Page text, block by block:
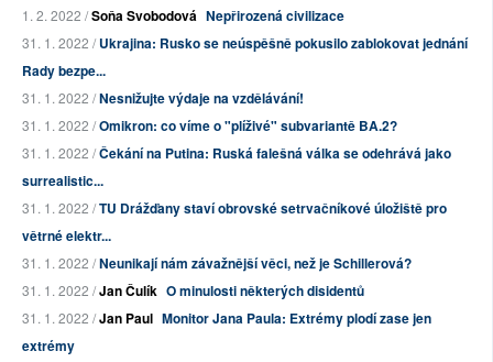
1. 2. 2022 /Soňa Svobodová Nepřirozená civilizace
31. 1. 2022 /Ukrajina: Rusko se neúspěšně pokusilo zablokovat jednání
Rady bezpe...
31. 1. 2022 /Nesnižujte výdaje na vzdělávání!
31. 1. 2022 /Omikron: co víme o "plíživé" subvariantě BA.2?
31. 1. 2022 /Čekání na Putina: Ruská falešná válka se odehrává jako
surrealistic...
31. 1. 2022 /TU Drážďany staví obrovské setrvačníkové úložiště pro
větrné elektr...
31. 1. 2022 /Neunikají nám závažnější věci, než je Schillerová?
31. 1. 2022 /Jan Čulík O minulosti některých disidentů
31. 1. 2022 /Jan Paul Monitor Jana Paula: Extrémy plodí zase jen
extrémy